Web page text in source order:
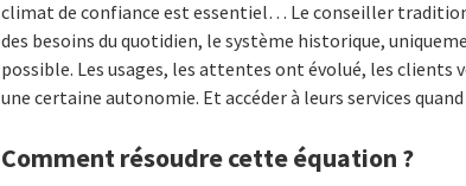
climat de confiance est essentiel… Le conseiller
des besoins du quotidien, le système historique,
possible. Les usages, les attentes ont évolué, les clients
une certaine autonomie. Et accéder à leurs services
Comment résoudre cette équation ?